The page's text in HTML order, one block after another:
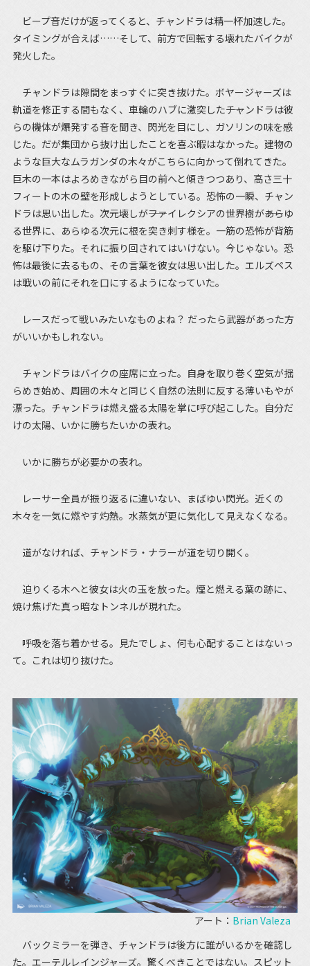
ビープ音だけが返ってくると、チャンドラは精一杯加速した。
タイミングが合えば……そして、前方で回転する壊れたバイクが
発火した。
チャンドラは隙間をまっすぐに突き抜けた。ボヤージャーズは
軌道を修正する間もなく、車輪のハブに激突した――チャンドラは彼
らの機体が爆発する音を聞き、閃光を目にし、ガソリンの味を感
じた。だが集団から抜け出したことを喜ぶ暇はなかった。建物の
ような巨大なムラガンダの木々がこちらに向かって倒れてきた。
巨木の一本はよろめきながら目の前へと傾きつつあり、高さ三十
フィートの木の壁を形成しようとしている。恐怖の一瞬、チャン
ドラは思い出した。次元壊しが――ファイレクシアの世界樹が――あらゆ
る世界に、あらゆる次元に根を突き刺す様を。一筋の恐怖が背筋
を駆け下りた。それに振り回されてはいけない。今じゃない。恐
怖は最後に去るもの、その言葉を彼女は思い出した。エルズペス
は戦いの前にそれを口にするようになっていた。
レースだって戦いみたいなものよね？ だったら武器があった方
がいいかもしれない。
チャンドラはバイクの座席に立った。自身を取り巻く空気が揺
らめき始め、周囲の木々と同じく自然の法則に反する薄いもやが
漂った。チャンドラは燃え盛る太陽を掌に呼び起こした。自分だ
けの太陽、いかに勝ちたいかの表れ。
いかに勝ちが必要かの表れ。
レーサー全員が振り返るに違いない、まばゆい閃光。近くの
木々を一気に燃やす灼熱。水蒸気が更に気化して見えなくなる。
道がなければ、チャンドラ・ナラーが道を切り開く。
迫りくる木へと彼女は火の玉を放った。煙と燃える葉の跡に、
焼け焦げた真っ暗なトンネルが現れた。
呼吸を落ち着かせる。見たでしょ、何も心配することはないっ
て。これは切り抜けた。
アート： Brian Valeza
バックミラーを弾き、チャンドラは後方に誰がいるかを確認し
た。エーテルレインジャーズ。驚くべきことではない。スピット